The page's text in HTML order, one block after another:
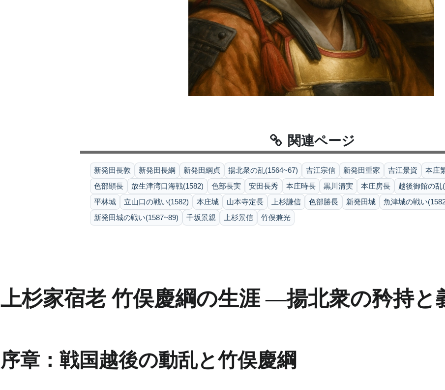
関連ページ
新発田長敦 新発田長綱 新発田綱貞 揚北衆の乱(1564~67) 吉江宗信 新発田重家 吉江景資
本庄
色部顕長
放生津湾口海戦(1582) 色部長実 安田長秀 本庄時長 黒川清実 本庄房長
越後御館の乱
平林城
立山口の戦い(1582) 本庄城 山本寺定長 上杉謙信 色部勝長 新発田城
魚津城の戦い
新発田城の戦い(1587~89)
千坂景親 上杉景信 竹俣兼光
上杉家宿老 竹俣慶綱の生涯 ―揚北衆の矜持
序章：戦国越後の動乱と竹俣慶綱